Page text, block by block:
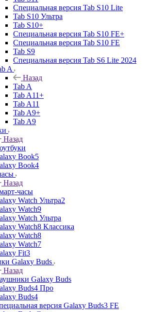
Специальная версия Tab S10 Lite
Tab S10 Ультра
Tab S10+
Специальная версия Tab S10 FE+
Специальная версия Tab S10 FE
Tab S9
Специальная версия Tab S6 Lite 2024
A
Назад
Tab A
Tab A11+
Tab A11
Tab A9+
Tab A9
Назад
Book5
Book4
Назад
часы
Watch Ультра2
Watch9
Watch Ультра
Watch8 Классика
Watch8
Watch7
Fit3
Galaxy Buds
Назад
Galaxy Buds
Buds4 Про
Buds4
версия Galaxy Buds3 FE